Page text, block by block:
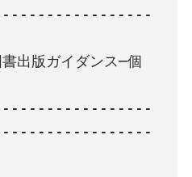
出版ガイダンス─個